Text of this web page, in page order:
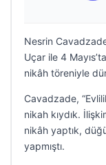
Nesrin
Uçar ile 4
nikâh töreniyle
Cavadzade,
nikah kıydık.
nikâh yaptık,
yapmıştı.